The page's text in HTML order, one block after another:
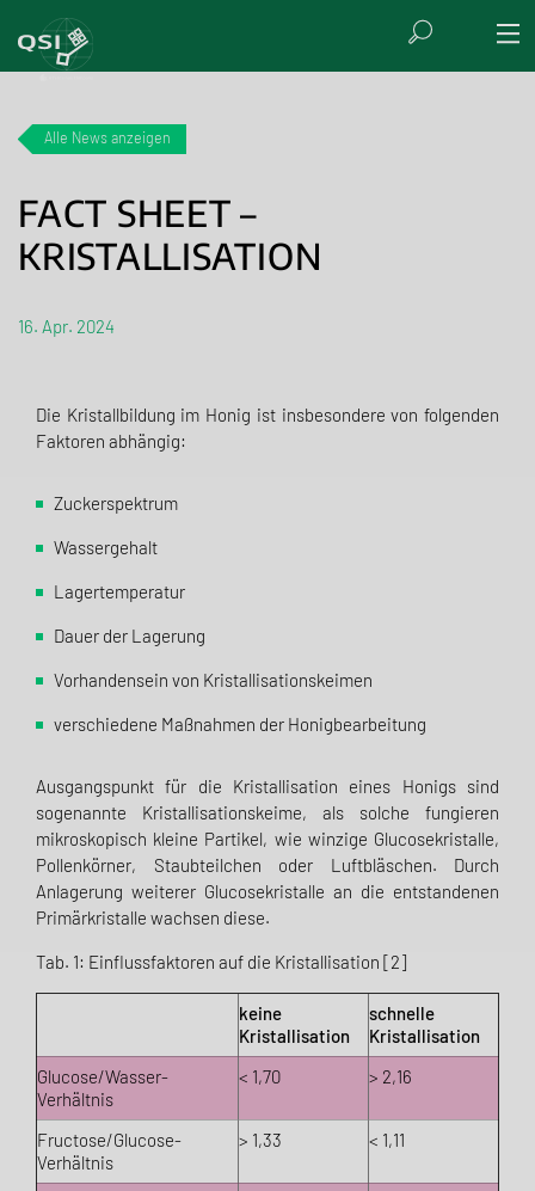
Alle News anzeigen
FACT SHEET –
KRISTALLISATION
16. Apr. 2024
Die Kristallbildung im Honig ist insbesondere von folgenden
Faktoren abhängig:
Zuckerspektrum
Wassergehalt
Lagertemperatur
Dauer der Lagerung
Vorhandensein von Kristallisationskeimen
verschiedene Maßnahmen der Honigbearbeitung
Ausgangspunkt für die Kristallisation eines Honigs sind
sogenannte Kristallisationskeime, als solche fungieren
mikroskopisch kleine Partikel, wie winzige Glucosekristalle,
Pollenkörner, Staubteilchen oder Luftbläschen. Durch
Anlagerung weiterer Glucosekristalle an die entstandenen
Primärkristalle wachsen diese.
Tab. 1: Einflussfaktoren auf die Kristallisation [2]
keine
Kristallisation
schnelle
Kristallisation
Glucose/Wasser-
Verhältnis
< 1,70 > 2,16
Fructose/Glucose-
Verhältnis
> 1,33 < 1,11